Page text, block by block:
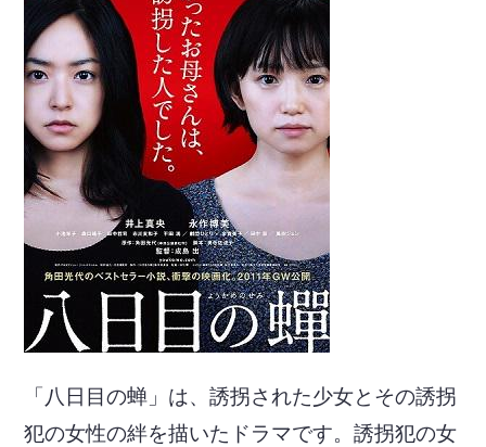
「八日目の蝉」は、誘拐された少女とその誘拐
犯の女性の絆を描いたドラマです。誘拐犯の女